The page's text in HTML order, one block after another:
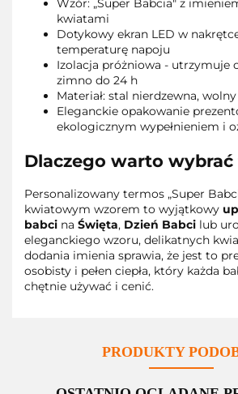
Wzór: „Super Babcia" z
kwiatami
Dotykowy ekran LED w
temperaturę napoju
Izolacja próżniowa - utrzymuje
zimno do 24 h
Materiał: stal nierdzewna,
Eleganckie opakowanie
ekologicznym wypełnieniem i
Dlaczego warto
Personalizowany termos „Super
kwiatowym wzorem to wyjątkowy
babci na Święta, Dzień Babci lub
eleganckiego wzoru, delikatnych
dodania imienia sprawia, że jest to
osobisty i pełen ciepła, który każda
chętnie używać i cenić.
PRODUKTY